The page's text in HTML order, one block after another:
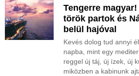
Tengerre
török partok és
belül hajóval
Kevés dolog tud annyi
napba, mint egy
reggel új táj, új ízek, új
miközben a kabinunk